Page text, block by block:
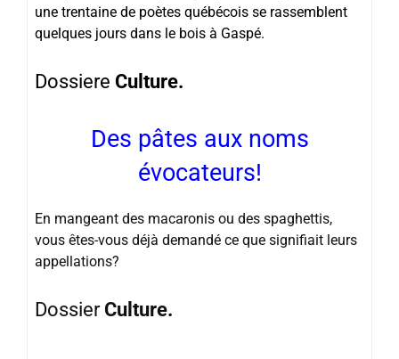
une trentaine de poètes québécois se rassemblent
quelques jours dans le bois à Gaspé.
Dossiere Culture.
Des pâtes aux noms
évocateurs!
En mangeant des macaronis ou des spaghettis,
vous êtes-vous déjà demandé ce que signifiait leurs
appellations?
Dossier Culture.